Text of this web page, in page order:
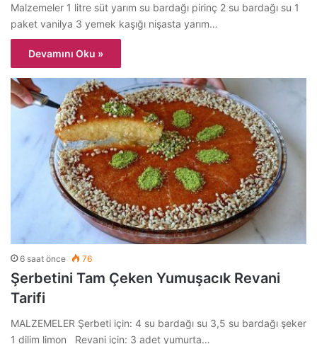
Malzemeler 1 litre süt yarım su bardağı pirinç 2 su bardağı su 1
paket vanilya 3 yemek kaşığı nişasta yarım…
Devamını Oku »
6 saat önce 76
Şerbetini Tam Çeken Yumuşacık Revani
Tarifi
MALZEMELER Şerbeti için: 4 su bardağı su 3,5 su bardağı şeker
1 dilim limon Revani için: 3 adet yumurta…